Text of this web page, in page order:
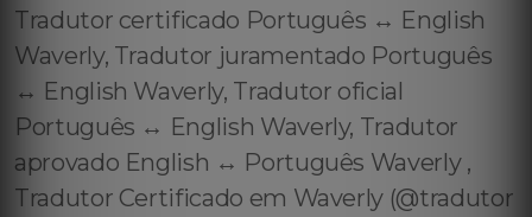
Tradutor certificado Português ↔️ English
Waverly, Tradutor juramentado Português
↔️ English Waverly, Tradutor oficial
Português ↔️ English Waverly, Tradutor
aprovado English ↔️ Português Waverly ,
Tradutor Certificado em Waverly (@tradutor